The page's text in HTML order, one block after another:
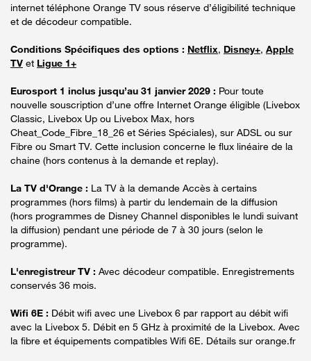
internet téléphone Orange TV sous réserve d’éligibilité technique
et de décodeur compatible.
Conditions Spécifiques des options : Netflix, Disney+, Apple
TV et Ligue 1+
Eurosport 1 inclus jusqu’au 31 janvier 2029 : Pour toute
nouvelle souscription d’une offre Internet Orange éligible (Livebox
Classic, Livebox Up ou Livebox Max, hors
Cheat_Code_Fibre_18_26 et Séries Spéciales), sur ADSL ou sur
Fibre ou Smart TV. Cette inclusion concerne le flux linéaire de la
chaine (hors contenus à la demande et replay).
La TV d'Orange : La TV à la demande Accès à certains
programmes (hors films) à partir du lendemain de la diffusion
(hors programmes de Disney Channel disponibles le lundi suivant
la diffusion) pendant une période de 7 à 30 jours (selon le
programme).
L'enregistreur TV : Avec décodeur compatible. Enregistrements
conservés 36 mois.
Wifi 6E : Débit wifi avec une Livebox 6 par rapport au débit wifi
avec la Livebox 5. Débit en 5 GHz à proximité de la Livebox. Avec
la fibre et équipements compatibles Wifi 6E. Détails sur orange.fr